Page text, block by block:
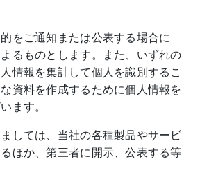
をご通知または公表する場合に
るものとします。また、いずれの
情報を集計して個人を識別するこ
資料を作成するために個人情報を
ます。
しては、当社の各種製品やサービ
ほか、第三者に開示、公表する等